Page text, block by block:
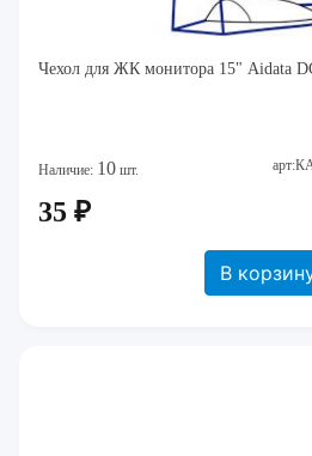
Чехол для ЖК монитора 15" Aidata
Наличие: 10 шт.
35 ₽
В